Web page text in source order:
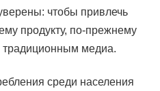
чтобы привлечь
продукту, по-прежнему
традиционным медиа.
среди населения